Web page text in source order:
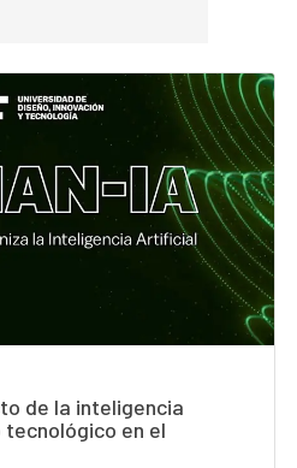
de la inteligencia
en el